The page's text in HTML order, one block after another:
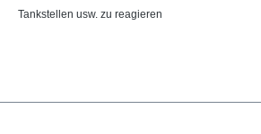
Tankstellen usw. zu reagieren